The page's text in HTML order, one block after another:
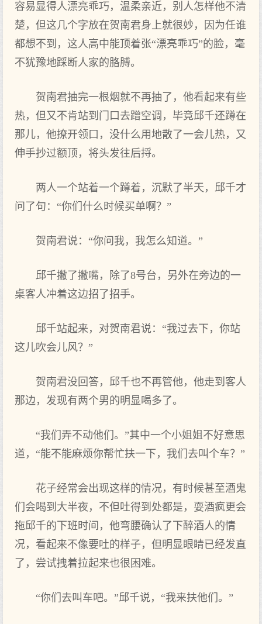
容易显得人漂亮乖巧，温柔亲近，别人怎样他不清
楚，但这几个字放在贺南君身上就很妙，因为任谁
都想不到，这人高中能顶着张“漂亮乖巧”的脸，毫
不犹豫地踩断人家的胳膊。
贺南君抽完一根烟就不再抽了，他看起来有些
热，但又不肯站到门口去蹭空调，毕竟邱千还蹲在
那儿，他撩开领口，没什么用地散了一会儿热，又
伸手抄过额顶，将头发往后捋。
两人一个站着一个蹲着，沉默了半天，邱千才
问了句：“你们什么时候买单啊？”
贺南君说：“你问我，我怎么知道。”
邱千撇了撇嘴，除了8号台，另外在旁边的一
桌客人冲着这边招了招手。
邱千站起来，对贺南君说：“我过去下，你站
这儿吹会儿风？”
贺南君没回答，邱千也不再管他，他走到客人
那边，发现有两个男的明显喝多了。
“我们弄不动他们。”其中一个小姐姐不好意思
道，“能不能麻烦你帮忙扶一下，我们去叫个车？”
花子经常会出现这样的情况，有时候甚至酒鬼
们会喝到大半夜，不但吐得到处都是，耍酒疯更会
拖邱千的下班时间，他弯腰确认了下醉酒人的情
况，看起来不像要吐的样子，但明显眼睛已经发直
了，尝试拽着拉起来也很困难。
“你们去叫车吧。”邱千说，“我来扶他们。”